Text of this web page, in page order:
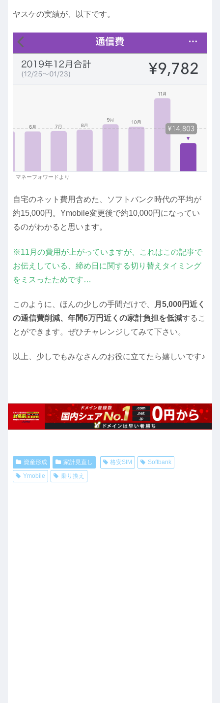
ヤスケの実績が、以下です。
マネーフォワードより
自宅のネット費用含めた、ソフトバンク時代の平均が
約15,000円。Ymobile変更後で約10,000円になってい
るのがわかると思います。
※11月の費用が上がっていますが、これはこの記事で
お伝えしている、締め日に関する切り替えタイミング
をミスったためです…
このように、ほんの少しの手間だけで、
月5,000円近く
の通信費削減、年間6万円近くの家計負担を低減するこ
とができます。ぜひチャレンジしてみて下さい。
以上、少しでもみなさんのお役に立てたら嬉しいです♪
資産形成 家計見直し 格安SIM
Softbank
Ymobile
乗り換え